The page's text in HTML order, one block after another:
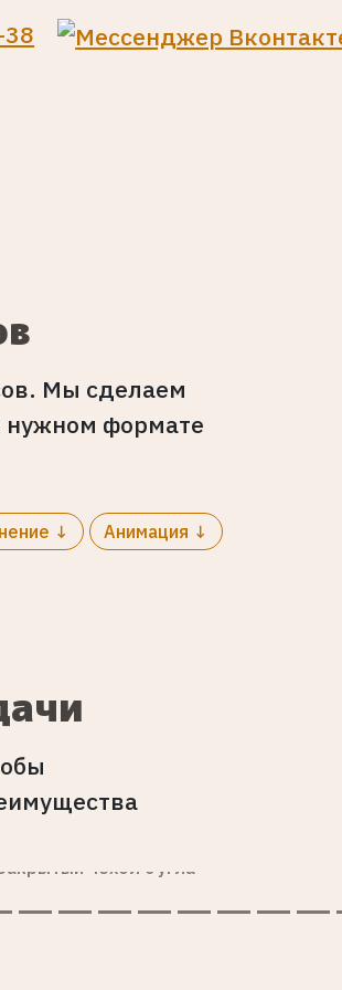
Мы сделаем
нужном формате
↓ Анимация ↓
чехол с угла